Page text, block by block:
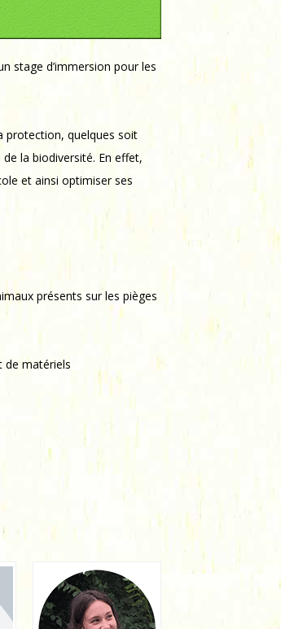
stage d’immersion pour les
protection, quelques soit
la biodiversité. En effet,
et ainsi optimiser ses
présents sur les pièges
de matériels